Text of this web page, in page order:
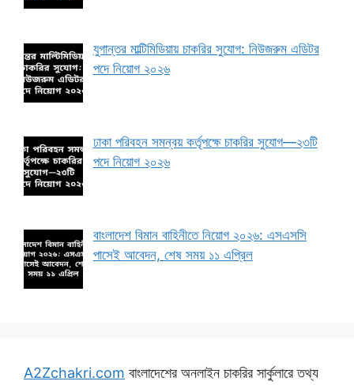
যুগান্তর মাল্টিমিডিয়ায় চাকরির সুযোগ: নিউজরুম এডিটর
পদে নিয়োগ ২০২৬
ঢাকা পরিবহন সমন্বয় কর্তৃপক্ষে চাকরির সুযোগ—২৩টি
পদে নিয়োগ ২০২৬
বাংলাদেশ বিমান বাহিনীতে নিয়োগ ২০২৬: এসএসসি
পাসেই আবেদন, শেষ সময় ১১ এপ্রিল
A2Zchakri.com বাংলাদেশের অনলাইন চাকরির সার্কুলারে তথ্য